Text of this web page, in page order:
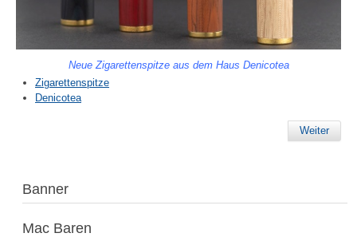
Neue Zigarettenspitze aus dem Haus Denicotea
Zigarettenspitze
Denicotea
Weiter
Banner
Mac Baren